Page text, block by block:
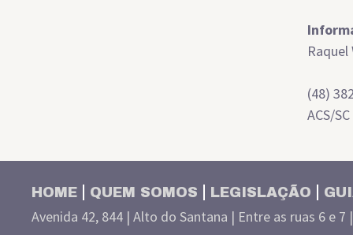
Raquel
(48)
ACS/SC
HOME QUEM SOMOS LEGISLAÇÃO
Avenida 42, 844 | Alto do Santana | Entre as ruas 6 e 7